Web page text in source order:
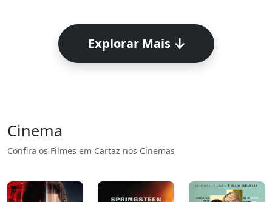
Explorar Mais
Cinema
Confira os Filmes em Cartaz nos Cinemas